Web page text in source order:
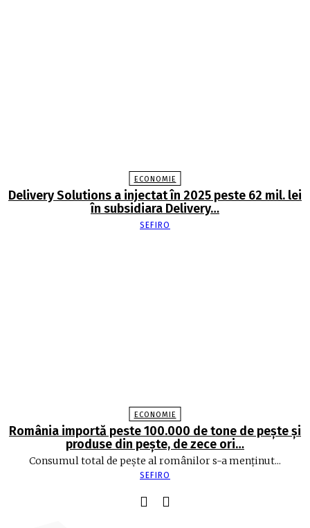
ECONOMIE
Delivery Solutions a injectat în 2025 peste 62 mil. lei
în subsidiara Delivery…
SEFIRO
ECONOMIE
România importă peste 100.000 de tone de peşte şi
produse din peşte, de zece ori…
Consumul total de peşte al ro­mâ­nilor s-a menţinut...
SEFIRO